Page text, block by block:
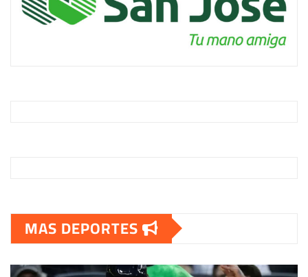
MAS DEPORTES